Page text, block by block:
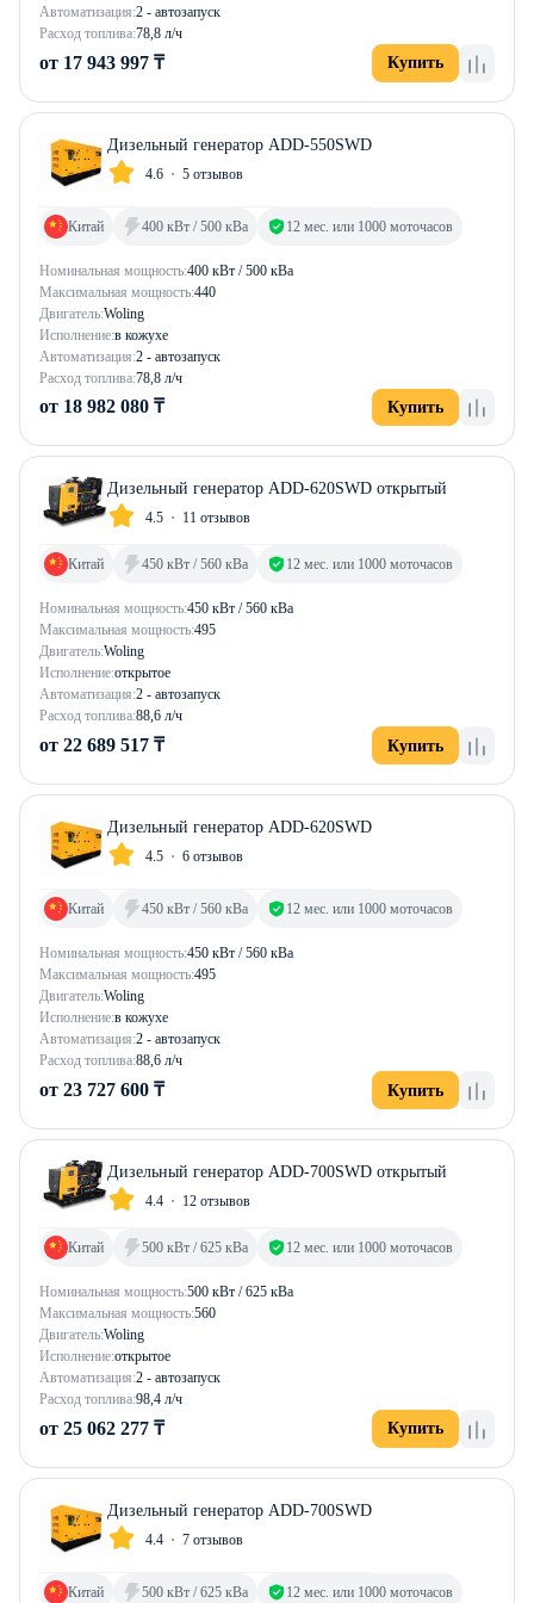
Автоматизация:2 - автозапуск
Расход топлива:78,8 л/ч
от 17 943 997 ₸ Купить
Дизельный генератор ADD-550SWD
4.6 5 отзывов
Номинальная мощность:400 кВт / 500 кВа
Максимальная мощность:440
Двигатель:Woling
Исполнение:в кожухе
Автоматизация:2 - автозапуск
Расход топлива:78,8 л/ч
Китай 400 кВт / 500 кВа 12 мес. или 1000 моточасов
от 18 982 080 ₸ Купить
Дизельный генератор ADD-620SWD открытый
4.5 11 отзывов
Номинальная мощность:450 кВт / 560 кВа
Максимальная мощность:495
Двигатель:Woling
Исполнение:открытое
Автоматизация:2 - автозапуск
Расход топлива:88,6 л/ч
Китай 450 кВт / 560 кВа 12 мес. или 1000 моточасов
от 22 689 517 ₸ Купить
Дизельный генератор ADD-620SWD
4.5 6 отзывов
Номинальная мощность:450 кВт / 560 кВа
Максимальная мощность:495
Двигатель:Woling
Исполнение:в кожухе
Автоматизация:2 - автозапуск
Расход топлива:88,6 л/ч
Китай 450 кВт / 560 кВа 12 мес. или 1000 моточасов
от 23 727 600 ₸ Купить
Дизельный генератор ADD-700SWD открытый
4.4 12 отзывов
Номинальная мощность:500 кВт / 625 кВа
Максимальная мощность:560
Двигатель:Woling
Исполнение:открытое
Автоматизация:2 - автозапуск
Расход топлива:98,4 л/ч
Китай 500 кВт / 625 кВа 12 мес. или 1000 моточасов
от 25 062 277 ₸ Купить
Дизельный генератор ADD-700SWD
4.4 7 отзывов
Китай 500 кВт / 625 кВа 12 мес. или 1000 моточасов